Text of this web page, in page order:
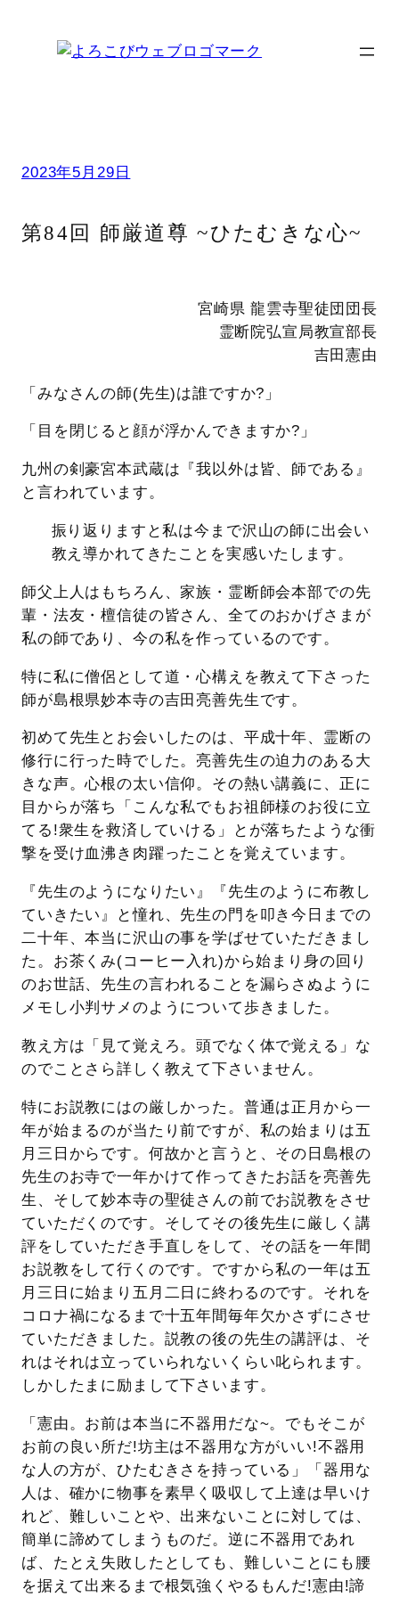
2023年5月29日
第84回 師厳道尊 ~ひたむきな心~
宮崎県 龍雲寺聖徒団団長
霊断院弘宣局教宣部長
吉田憲由
「みなさんの師(先生)は誰ですか?」
「目を閉じると顔が浮かんできますか?」
九州の剣豪宮本武蔵は『我以外は皆、師である』
と言われています。
振り返りますと私は今まで沢山の師に出会い
教え導かれてきたことを実感いたします。
師父上人はもちろん、家族・霊断師会本部での先
輩・法友・檀信徒の皆さん、全てのおかげさまが
私の師であり、今の私を作っているのです。
特に私に僧侶として道・心構えを教えて下さった
師が島根県妙本寺の吉田亮善先生です。
初めて先生とお会いしたのは、平成十年、霊断の
修行に行った時でした。亮善先生の迫力のある大
きな声。心根の太い信仰。その熱い講義に、正に
目からが落ち「こんな私でもお祖師様のお役に立
てる!衆生を救済していける」とが落ちたような衝
撃を受け血沸き肉躍ったことを覚えています。
『先生のようになりたい』『先生のように布教し
ていきたい』と憧れ、先生の門を叩き今日までの
二十年、本当に沢山の事を学ばせていただきまし
た。お茶くみ(コーヒー入れ)から始まり身の回り
のお世話、先生の言われることを漏らさぬように
メモし小判サメのようについて歩きました。
教え方は「見て覚えろ。頭でなく体で覚える」な
のでことさら詳しく教えて下さいません。
特にお説教にはの厳しかった。普通は正月から一
年が始まるのが当たり前ですが、私の始まりは五
月三日からです。何故かと言うと、その日島根の
先生のお寺で一年かけて作ってきたお話を亮善先
生、そして妙本寺の聖徒さんの前でお説教をさせ
ていただくのです。そしてその後先生に厳しく講
評をしていただき手直しをして、その話を一年間
お説教をして行くのです。ですから私の一年は五
月三日に始まり五月二日に終わるのです。それを
コロナ禍になるまで十五年間毎年欠かさずにさせ
ていただきました。説教の後の先生の講評は、そ
れはそれは立っていられないくらい叱られます。
しかしたまに励まして下さいます。
「憲由。お前は本当に不器用だな~。でもそこが
お前の良い所だ!坊主は不器用な方がいい!不器用
な人の方が、ひたむきさを持っている」「器用な
人は、確かに物事を素早く吸収して上達は早いけ
れど、難しいことや、出来ないことに対しては、
簡単に諦めてしまうものだ。逆に不器用であれ
ば、たとえ失敗したとしても、難しいことにも腰
を据えて出来るまで根気強くやるもんだ!憲由!諦